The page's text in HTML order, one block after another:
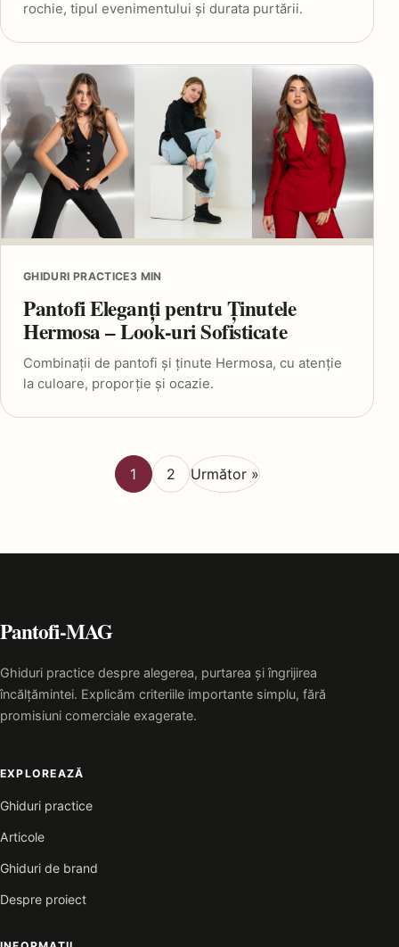
rochie, tipul evenimentului și durata purtării.
GHIDURI PRACTICE3 MIN
Pantofi Eleganți pentru Ținutele
Hermosa – Look-uri Sofisticate
Combinații de pantofi și ținute Hermosa, cu atenție
la culoare, proporție și ocazie.
1 2 Următor »
Pantofi-MAG
Ghiduri practice despre alegerea, purtarea și îngrijirea
încălțămintei. Explicăm criteriile importante simplu, fără
promisiuni comerciale exagerate.
EXPLOREAZĂ
Ghiduri practice
Articole
Ghiduri de brand
Despre proiect